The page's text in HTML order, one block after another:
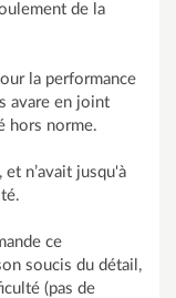
de la
la performance
avare en joint
hors norme.
n’avait jusqu'à
ce
soucis du détail,
(pas de